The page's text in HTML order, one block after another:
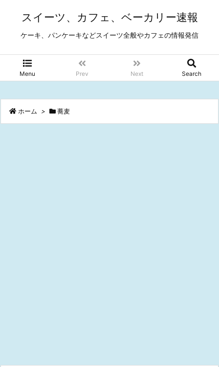
スイーツ、カフェ、ベーカリー速報
ケーキ、パンケーキなどスイーツ全般やカフェの情報発信
Menu Prev Next Search
ホーム > 蕎麦